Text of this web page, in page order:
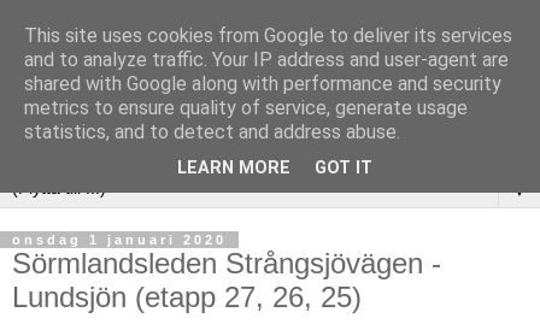
▼
onsdag 1 januari 2020
Sörmlandsleden Strångsjövägen -
Lundsjön (etapp 27, 26, 25)
This site uses cookies from Google to deliver its services
and to analyze traffic. Your IP address and user-agent are
shared with Google along with performance and security
metrics to ensure quality of service, generate usage
statistics, and to detect and address abuse.
LEARN MORE GOT IT